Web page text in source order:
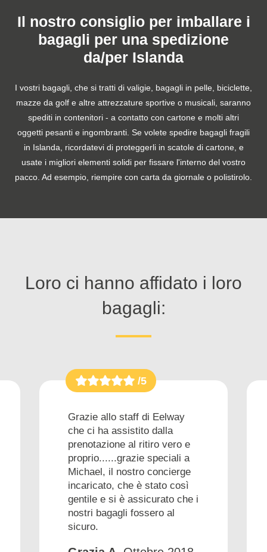
Il nostro consiglio per imballare i
bagagli per una spedizione
da/per Islanda
I vostri bagagli, che si tratti di valigie, bagagli in pelle, biciclette,
mazze da golf e altre attrezzature sportive o musicali, saranno
spediti in contenitori - a contatto con cartone e molti altri
oggetti pesanti e ingombranti. Se volete spedire bagagli fragili
in Islanda, ricordatevi di proteggerli in scatole di cartone, e
usate i migliori elementi solidi per fissare l'interno del vostro
pacco. Ad esempio, riempire con carta da giornale o polistirolo.
Loro ci hanno affidato i loro
bagagli:
/5
Grazie allo staff di Eelway
che ci ha assistito dalla
prenotazione al ritiro vero e
proprio......grazie speciali a
Michael, il nostro concierge
incaricato, che è stato così
gentile e si è assicurato che i
nostri bagagli fossero al
sicuro.